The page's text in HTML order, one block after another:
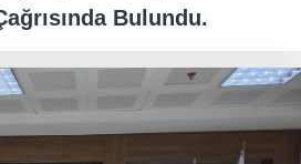
Bulundu.